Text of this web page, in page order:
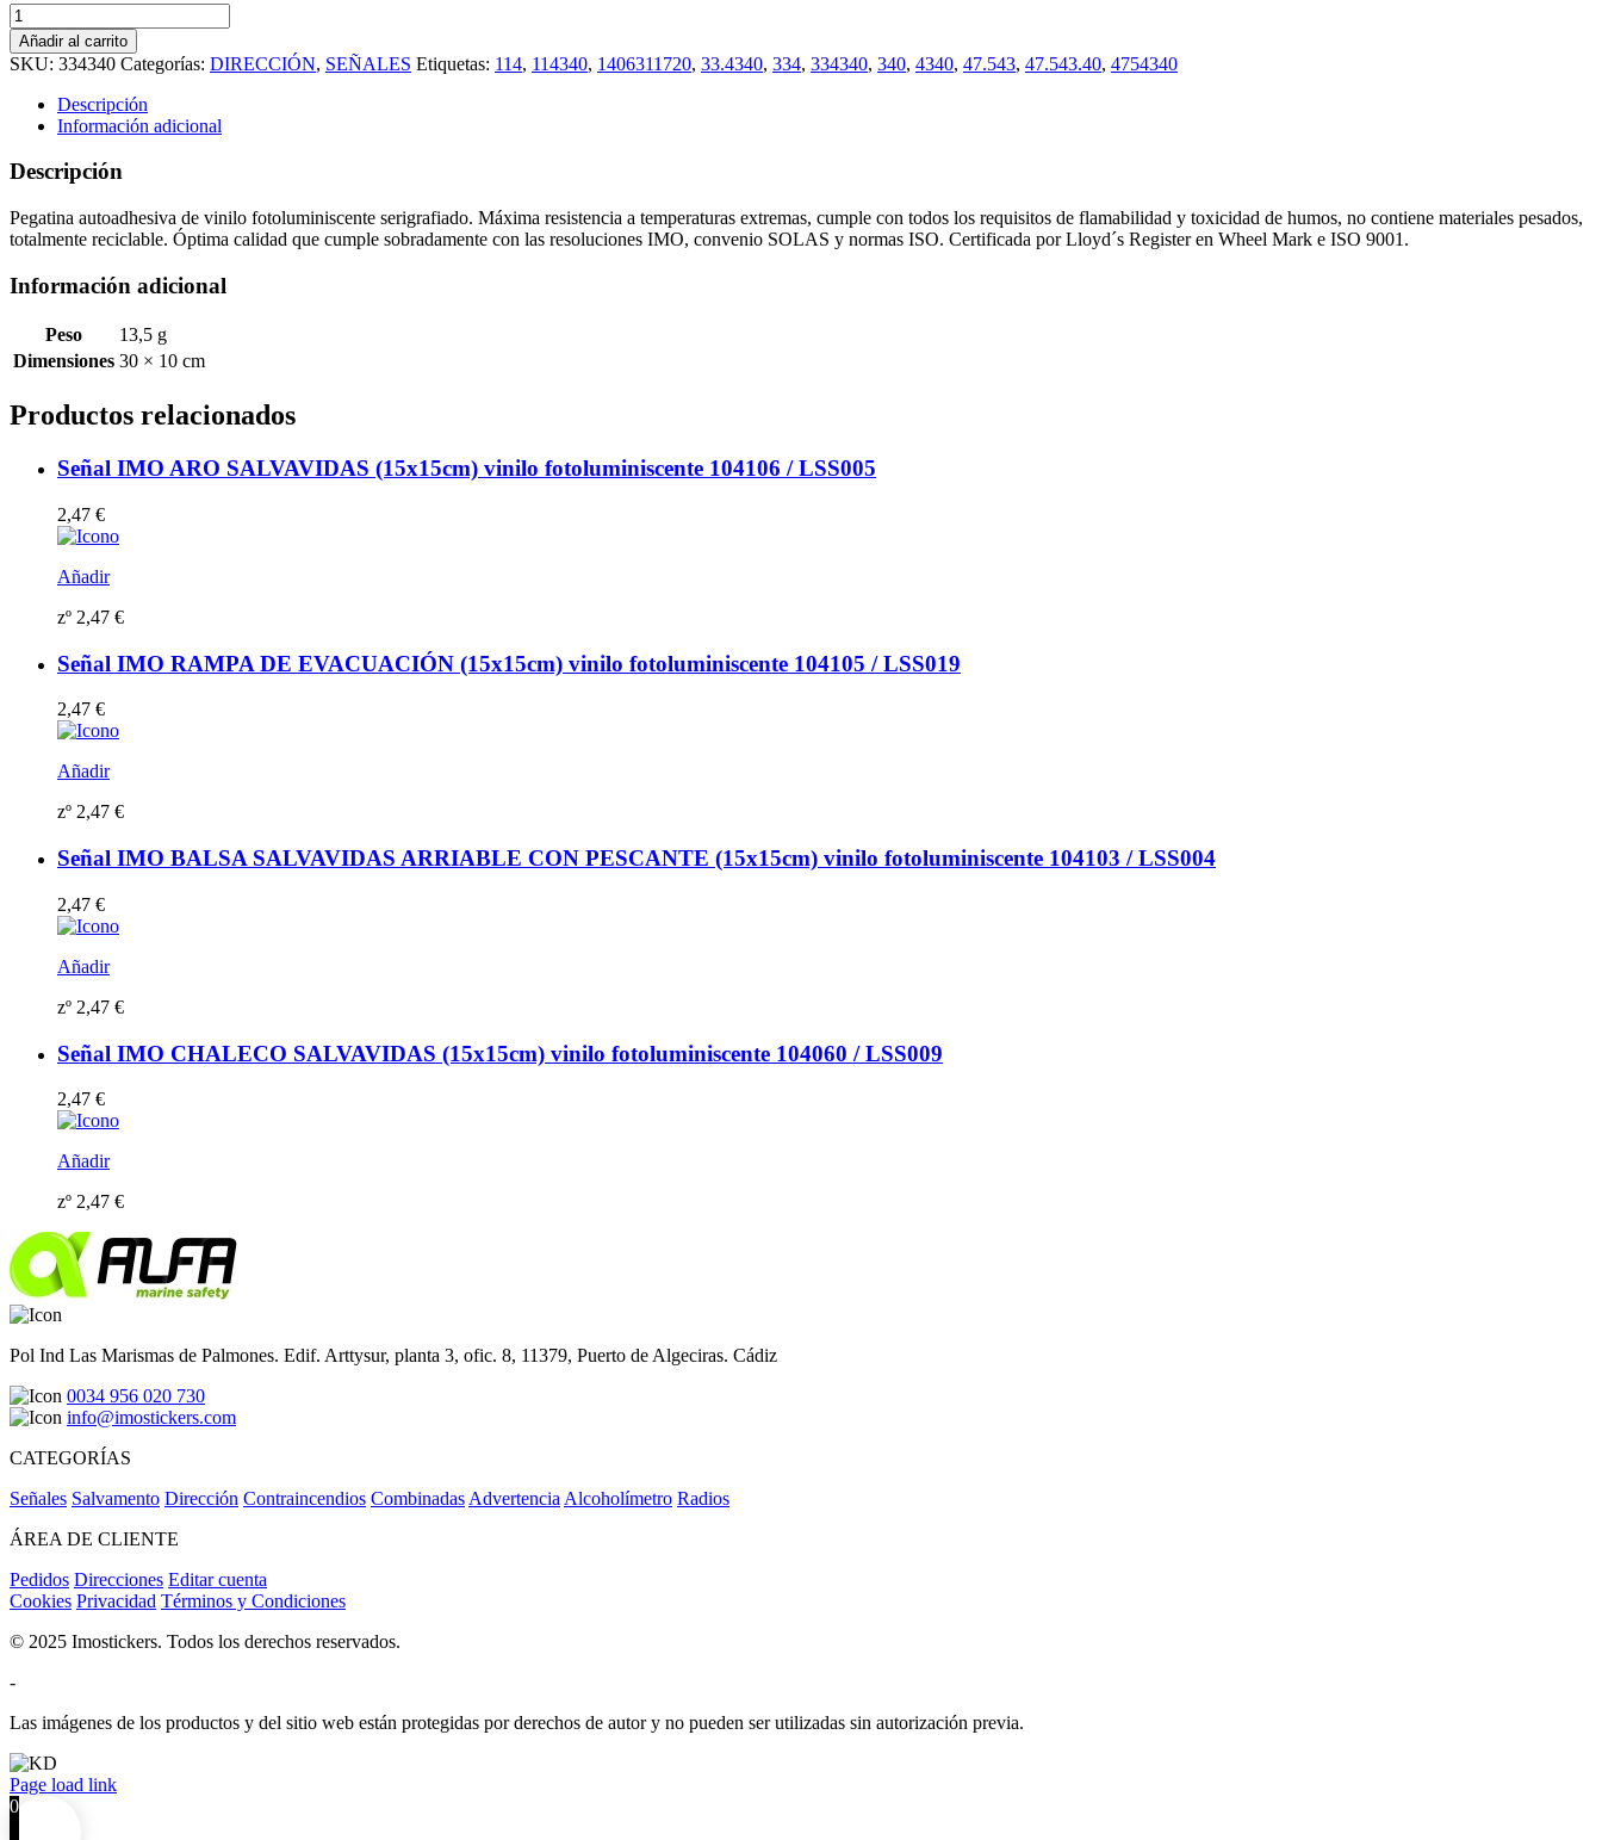
Señal
IMO
RUTA
DE
EVACUACIÓN
(10x30cm)
fotoluminiscente
114340
Añadir al carrito
SKU: 334340 Categorías: DIRECCIÓN, SEÑALES Etiquetas: 114, 114340, 1406311720, 33.4340, 334, 334340, 340, 4340, 47.543, 47.543.40, 4754340
Descripción
Información adicional
Descripción
Pegatina autoadhesiva de vinilo fotoluminiscente serigrafiado. Máxima resistencia a temperaturas extremas, cumple con todos los requisitos de flamabilidad y toxicidad de humos, no contiene materiales pesados,
totalmente reciclable. Óptima calidad que cumple sobradamente con las resoluciones IMO, convenio SOLAS y normas ISO. Certificada por Lloyd´s Register en Wheel Mark e ISO 9001.
Información adicional
Peso
13,5 g
Dimensiones 30 × 10 cm
Productos relacionados
Señal IMO ARO SALVAVIDAS (15x15cm) vinilo fotoluminiscente 104106 / LSS005
2,47 €
Añadir
zº 2,47 €
Señal IMO RAMPA DE EVACUACIÓN (15x15cm) vinilo fotoluminiscente 104105 / LSS019
2,47 €
Añadir
zº 2,47 €
Señal IMO BALSA SALVAVIDAS ARRIABLE CON PESCANTE (15x15cm) vinilo fotoluminiscente 104103 / LSS004
2,47 €
Añadir
zº 2,47 €
Señal IMO CHALECO SALVAVIDAS (15x15cm) vinilo fotoluminiscente 104060 / LSS009
2,47 €
Añadir
zº 2,47 €
Pol Ind Las Marismas de Palmones. Edif. Arttysur, planta 3, ofic. 8, 11379, Puerto de Algeciras. Cádiz
0034 956 020 730
info@imostickers.com
CATEGORÍAS
Señales Salvamento Dirección Contraincendios Combinadas Advertencia Alcoholímetro Radios
ÁREA DE CLIENTE
Pedidos Direcciones Editar cuenta
Cookies Privacidad Términos y Condiciones
© 2025 Imostickers. Todos los derechos reservados.
-
Las imágenes de los productos y del sitio web están protegidas por derechos de autor y no pueden ser utilizadas sin autorización previa.
Facebook
Twitter
Instagram
Pinterest
Page load link
0